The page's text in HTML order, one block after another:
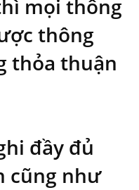
mọi thông
thông
thỏa thuận
đầy đủ
cũng như